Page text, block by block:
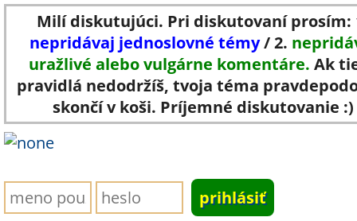
Milí diskutujúci. Pri diskutovaní prosím:
nepridávaj jednoslovné témy/ 2.
uražlivé alebo vulgárne komentáre. Ak
pravidlá nedodržíš, tvoja téma
skončí v koši. Príjemné diskutovanie :)